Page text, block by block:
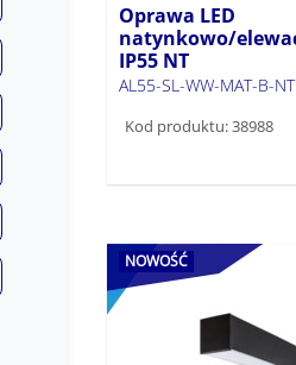
Oprawa LED
natynkowo/
IP55 NT
AL55-SL-WW-MAT-B-NT
Kod produktu: 38988
NOWOŚĆ